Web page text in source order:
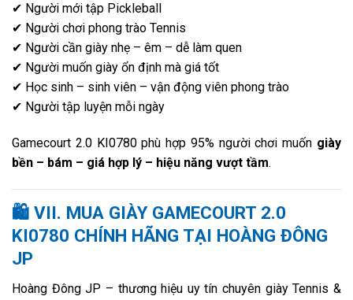
✔ Người mới tập Pickleball
✔ Người chơi phong trào Tennis
✔ Người cần giày nhẹ – êm – dễ làm quen
✔ Người muốn giày ổn định mà giá tốt
✔ Học sinh – sinh viên – vận động viên phong trào
✔ Người tập luyện mỗi ngày
Gamecourt 2.0 KI0780 phù hợp 95% người chơi muốn giày
bền – bám – giá hợp lý – hiệu năng vượt tầm.
🛍 VII. MUA GIÀY GAMECOURT 2.0
KI0780 CHÍNH HÃNG TẠI HOÀNG ĐÔNG
JP
Hoàng Đông JP – thương hiệu uy tín chuyên giày Tennis &